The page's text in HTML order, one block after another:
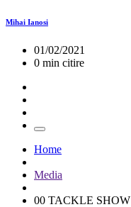
Mihai Ianosi
01/02/2021
0 min citire
Home
Media
00 TACKLE SHOW